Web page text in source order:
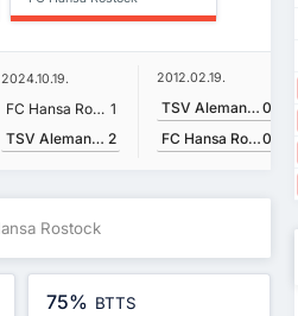
2024.10.19.
FC Hansa Rostock 1
TSV Alemannia Aachen 2
2012.02.19.
TSV Alemannia Aachen 0
FC Hansa Rostock0
Rostock
75% BTTS